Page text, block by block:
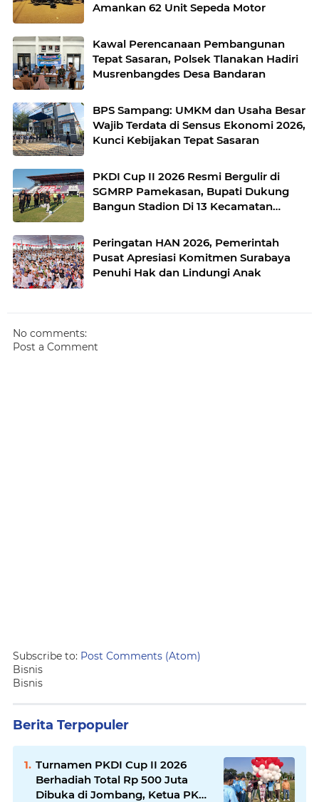
Amankan 62 Unit Sepeda Motor
Kawal Perencanaan Pembangunan
Tepat Sasaran, Polsek Tlanakan Hadiri
Musrenbangdes Desa Bandaran
BPS Sampang: UMKM dan Usaha Besar
Wajib Terdata di Sensus Ekonomi 2026,
Kunci Kebijakan Tepat Sasaran
PKDI Cup II 2026 Resmi Bergulir di
SGMRP Pamekasan, Bupati Dukung
Bangun Stadion Di 13 Kecamatan
Peringatan HAN 2026, Pemerintah
Pusat Apresiasi Komitmen Surabaya
Penuhi Hak dan Lindungi Anak
No comments:
Post a Comment
Subscribe to: Post Comments (Atom)
Bisnis
Bisnis
Berita Terpopuler
Turnamen PKDI Cup II 2026
Berhadiah Total Rp 500 Juta
Dibuka di Jombang, Ketua PKDI